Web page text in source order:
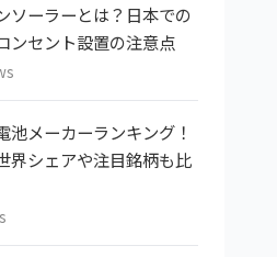
ソーラーとは？日本での
ンセント設置の注意点
池メーカーランキング！
界シェアや注目銘柄も比